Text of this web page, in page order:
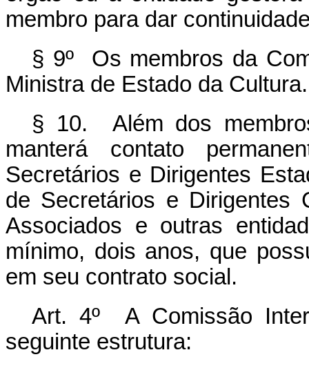
membro para dar
§ 9º Os membros da
Ministra de Estado da Cultura.
§ 10. Além dos
manterá contato
Secretários e Dirigentes
de Secretários e Dirigentes
Associados e outras
mínimo, dois anos, que
em seu contrato social.
Art. 4º A Comissão
seguinte estrutura: